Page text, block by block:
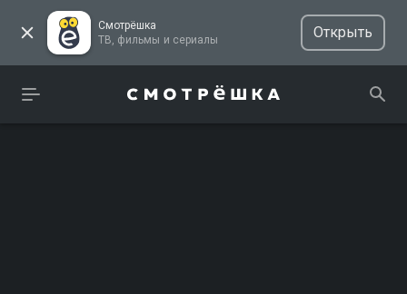
Смотрёшка
ТВ, фильмы и сериалы
Открыть